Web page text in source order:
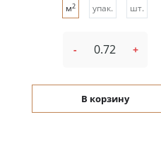
м2 упак. шт.
- +
В корзину